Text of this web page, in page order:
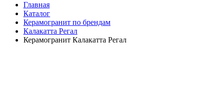
Главная
Каталог
Керамогранит по брендам
Калакатта Регал
Керамогранит Калакатта Регал